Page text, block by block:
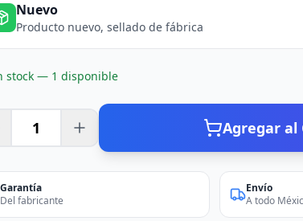
Nuevo
Producto nuevo, sellado de fábrica
stock — 1 disponible
Agregar al
Garantía
Del fabricante
Envío
A todo